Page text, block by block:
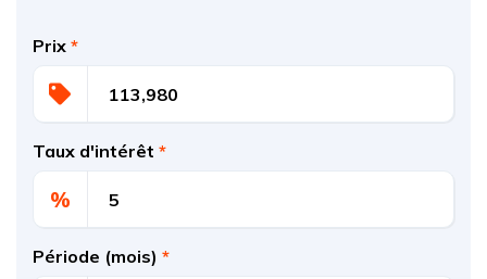
Prix *
Taux d'intérêt *
%
Période (mois) *